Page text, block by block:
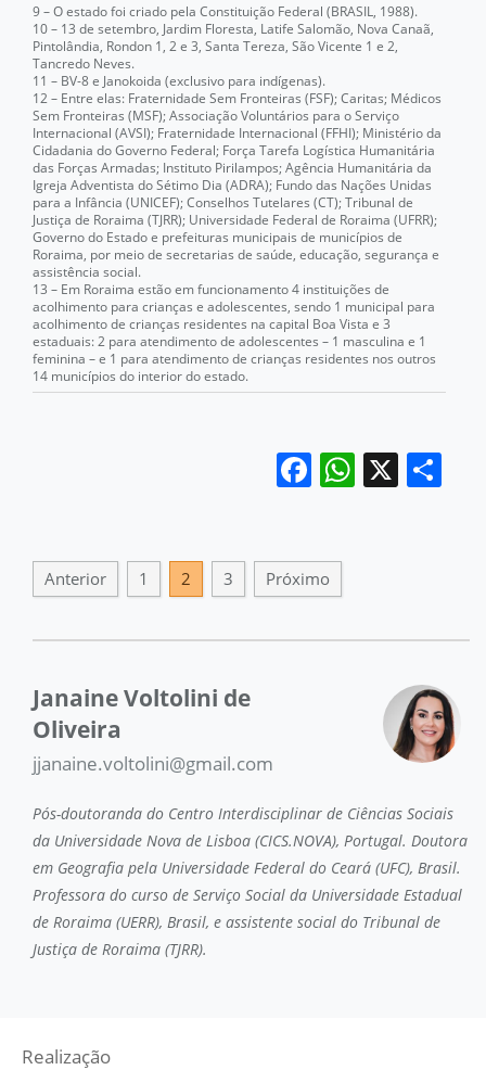
9 – O estado foi criado pela Constituição Federal (BRASIL, 1988).
10 – 13 de setembro, Jardim Floresta, Latife Salomão, Nova Canaã,
Pintolândia, Rondon 1, 2 e 3, Santa Tereza, São Vicente 1 e 2,
Tancredo Neves.
11 – BV-8 e Janokoida (exclusivo para indígenas).
12 – Entre elas: Fraternidade Sem Fronteiras (FSF); Caritas; Médicos
Sem Fronteiras (MSF); Associação Voluntários para o Serviço
Internacional (AVSI); Fraternidade Internacional (FFHI); Ministério da
Cidadania do Governo Federal; Força Tarefa Logística Humanitária
das Forças Armadas; Instituto Pirilampos; Agência Humanitária da
Igreja Adventista do Sétimo Dia (ADRA); Fundo das Nações Unidas
para a Infância (UNICEF); Conselhos Tutelares (CT); Tribunal de
Justiça de Roraima (TJRR); Universidade Federal de Roraima (UFRR);
Governo do Estado e prefeituras municipais de municípios de
Roraima, por meio de secretarias de saúde, educação, segurança e
assistência social.
13 – Em Roraima estão em funcionamento 4 instituições de
acolhimento para crianças e adolescentes, sendo 1 municipal para
acolhimento de crianças residentes na capital Boa Vista e 3
estaduais: 2 para atendimento de adolescentes – 1 masculina e 1
feminina – e 1 para atendimento de crianças residentes nos outros
14 municípios do interior do estado.
Facebook
X
Anterior 1 2 3 Próximo
Janaine Voltolini de
Oliveira
jjanaine.voltolini@gmail.com
Pós-doutoranda do Centro Interdisciplinar de Ciências Sociais
da Universidade Nova de Lisboa (CICS.NOVA), Portugal. Doutora
em Geografia pela Universidade Federal do Ceará (UFC), Brasil.
Professora do curso de Serviço Social da Universidade Estadual
de Roraima (UERR), Brasil, e assistente social do Tribunal de
Justiça de Roraima (TJRR).
Realização